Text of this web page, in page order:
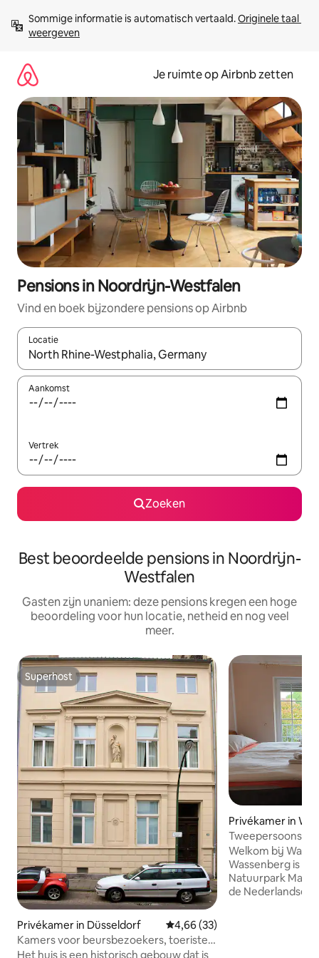
direct
naar
Sommige informatie is automatisch vertaald. Originele taal
weergeven
Je ruimte op Airbnb zetten
Pensions in Noordrijn-Westfalen
Vind en boek bijzondere pensions op Airbnb
Locatie
Wanneer er suggesties beschikbaar zijn, maak je een keuze
Aankomst
Vertrek
Zoeken
Best beoordeelde pensions in Noordrijn-
Westfalen
Gasten zijn unaniem: deze pensions kregen een hoge
beoordeling voor hun locatie, netheid en nog veel
meer.
Superhost
Superhost
Privékamer in Düsseldorf Gemiddelde beoordeling van
4,66 (33)
Kamers voor beursbezoekers, toeristen
DE329371150
Het huis is een historisch gebouw dat is
Privékamer in
douche
Welkom bij
Wassenberg is
Natuurpark
de Nederlandse grens. Het